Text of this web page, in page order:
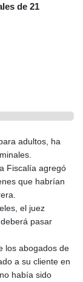
de 21
adultos, ha
Fiscalía agregó
que habrían
el juez
pasar
los abogados de
a su cliente en
había sido